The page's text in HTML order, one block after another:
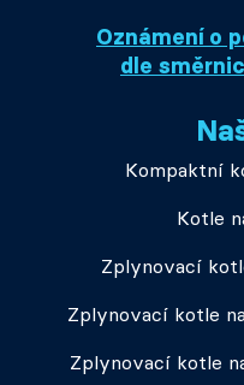
Oznámení o
dle
Kompaktní
Kotle
Zplynovací
Zplynovací kotle
Zplynovací kotle